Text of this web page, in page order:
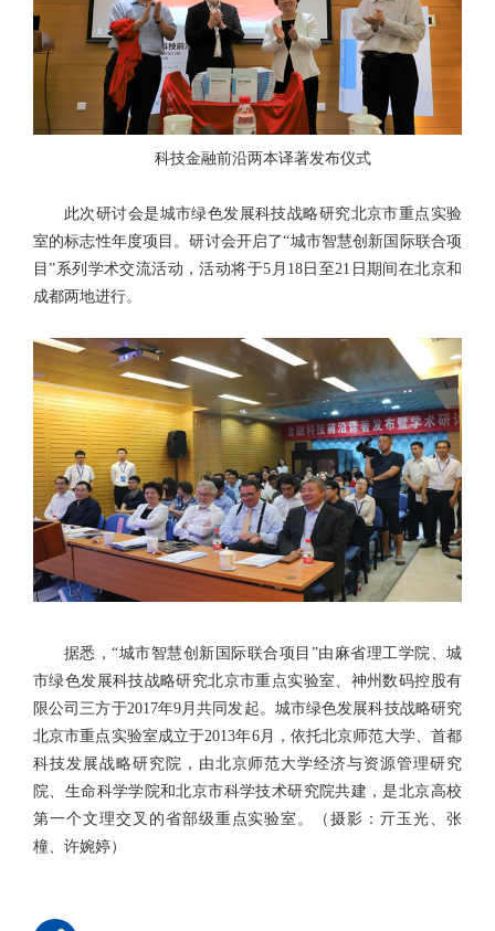
科技金融前沿两本译著发布仪式
此次研讨会是城市绿色发展科技战略研究北京市重点实验
室的标志性年度项目。研讨会开启了“城市智慧创新国际联合项
目”系列学术交流活动，活动将于5月18日至21日期间在北京和
成都两地进行。
据悉，“城市智慧创新国际联合项目”由麻省理工学院、城
市绿色发展科技战略研究北京市重点实验室、神州数码控股有
限公司三方于2017年9月共同发起。城市绿色发展科技战略研究
北京市重点实验室成立于2013年6月，依托北京师范大学、首都
科技发展战略研究院，由北京师范大学经济与资源管理研究
院、生命科学学院和北京市科学技术研究院共建，是北京高校
第一个文理交叉的省部级重点实验室。
（摄影：亓玉光、张
橦、许婉婷）